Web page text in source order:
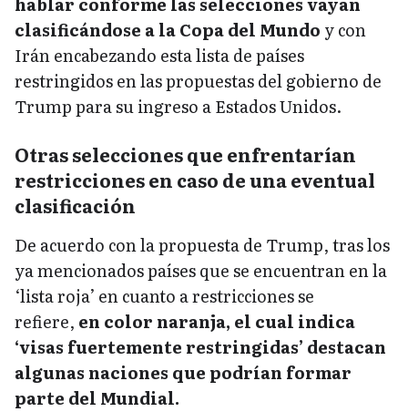
clasificándose a la Copa del Mundo y con
Irán encabezando esta lista de países
restringidos en las propuestas del gobierno de
Trump para su ingreso a Estados Unidos.
Otras selecciones que enfrentarían
restricciones en caso de una eventual
clasificación
De acuerdo con la propuesta de Trump, tras los
ya mencionados países que se encuentran en la
‘lista roja’ en cuanto a restricciones se
refiere, en color naranja, el cual indica
‘visas fuertemente restringidas’ destacan
algunas naciones que podrían formar
parte del Mundial.